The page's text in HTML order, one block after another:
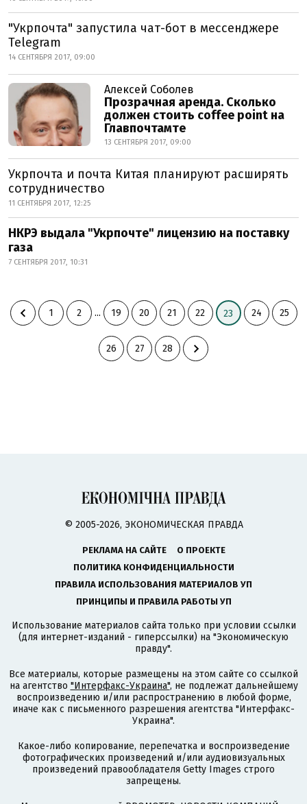
"Укрпочта" запустила чат-бот в мессенджере
Telegram
14 СЕНТЯБРЯ 2017, 09:00
Алексей Соболев
Прозрачная аренда. Сколько
должен стоить coffee point на
Главпочтамте
13 СЕНТЯБРЯ 2017, 09:00
Укрпочта и почта Китая планируют расширять
сотрудничество
11 СЕНТЯБРЯ 2017, 12:25
НКРЭ выдала "Укрпочте" лицензию на поставку
газа
7 СЕНТЯБРЯ 2017, 10:31
1 2 ... 19 20 21 22 23 24 25
26 27 28
© 2005-2026, ЭКОНОМИЧЕСКАЯ ПРАВДА
РЕКЛАМА НА САЙТЕ
О ПРОЕКТЕ
ПОЛИТИКА КОНФИДЕНЦИАЛЬНОСТИ
ПРАВИЛА ИСПОЛЬЗОВАНИЯ МАТЕРИАЛОВ УП
ПРИНЦИПЫ И ПРАВИЛА РАБОТЫ УП
Использование материалов сайта только при условии ссылки
(для интернет-изданий - гиперссылки) на "Экономическую
правду".
Все материалы, которые размещены на этом сайте со ссылкой
на агентство "Интерфакс-Украина", не подлежат дальнейшему
воспроизведению и/или распространению в любой форме,
иначе как с письменного разрешения агентства "Интерфакс-
Украина".
Какое-либо копирование, перепечатка и воспроизведение
фотографических произведений и/или аудиовизуальных
произведений правообладателя Getty Images строго
запрещены.